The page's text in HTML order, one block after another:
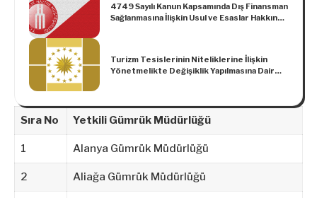
4749 Sayılı Kanun Kapsamında Dış Finansman
Sağlanmasına İlişkin Usul ve Esaslar Hakkında
Turizm Tesislerinin Niteliklerine İlişkin
Yönetmelikte Değişiklik Yapılmasına Dair
Sıra No Yetkili Gümrük Müdürlüğü
1 Alanya Gümrük Müdürlüğü
2 Aliağa Gümrük Müdürlüğü